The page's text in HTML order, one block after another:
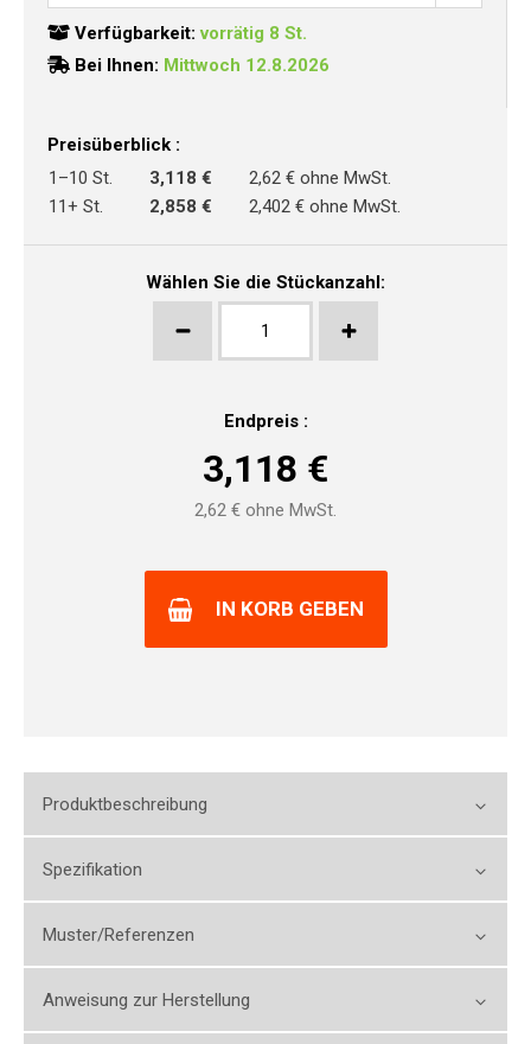
Verfügbarkeit:vorrätig 8 St.
Bei Ihnen: Mittwoch 12.8.2026
Preisüberblick :
1–10 St.
3,118 €
2,62 € ohne MwSt.
11+ St.
2,858 € 2,402 € ohne MwSt.
Wählen Sie die Stückanzahl:
Endpreis :
3,118 €
2,62 € ohne MwSt.
IN KORB GEBEN
Produktbeschreibung
Spezifikation
Muster/Referenzen
Anweisung zur Herstellung